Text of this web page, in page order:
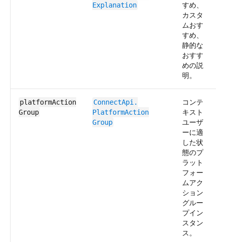
Explanation
すめ、
カスタ
ムおす
すめ、
静的な
おすす
めの説
明。
platformAction​
Group
ConnectApi.​
PlatformAction​
Group
コンテ
キスト
ユーザ
ーに適
した状
態のプ
ラット
フォー
ムアク
ション
グルー
プイン
スタン
ス。